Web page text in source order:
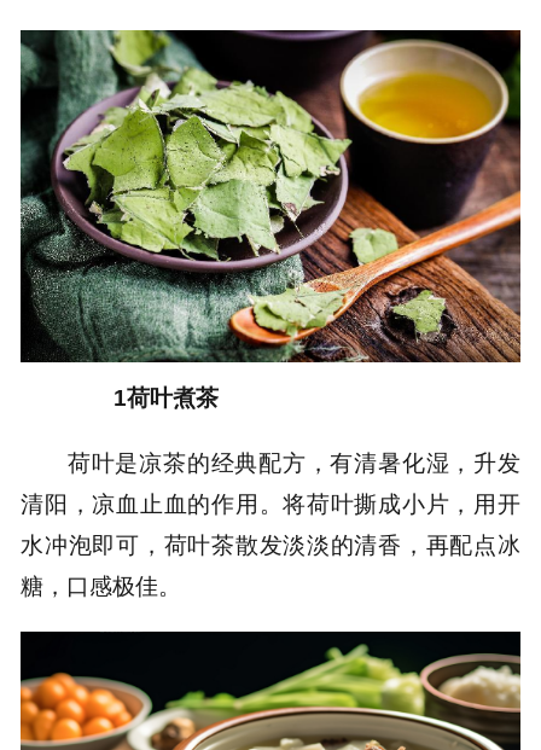
1荷叶煮茶
荷叶是凉茶的经典配方，有清暑化湿，升发
清阳，凉血止血的作用。将荷叶撕成小片，用开
水冲泡即可，荷叶茶散发淡淡的清香，再配点冰
糖，口感极佳。